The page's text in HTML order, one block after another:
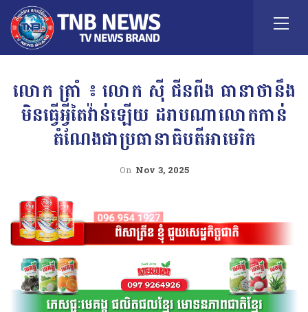
លោក ត្រាំ ៖ លោក ស៊ី ជីនពីង ធានាថានឹង
មិនធ្វើអ្វីតៃវ៉ាន់ឡើយ ដរាបណាលោកកាន់
តំណែងជាប្រធានាធិបតីអាមេរិក
On Nov 3, 2025